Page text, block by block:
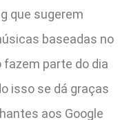
que sugerem
baseadas no
parte do dia
isso se dá graças
aos Google